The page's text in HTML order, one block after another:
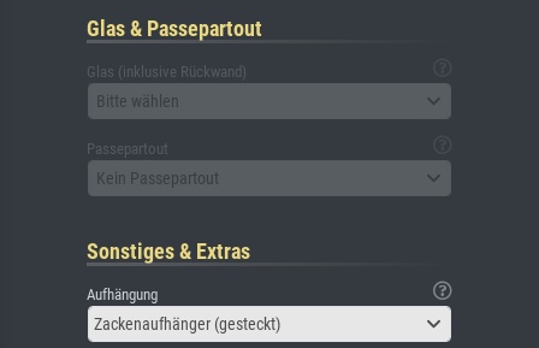
Glas & Passepartout
Glas (inklusive Rückwand)
Bitte wählen
Passepartout
Kein Passepartout
Sonstiges & Extras
Aufhängung
Zackenaufhänger (gesteckt)